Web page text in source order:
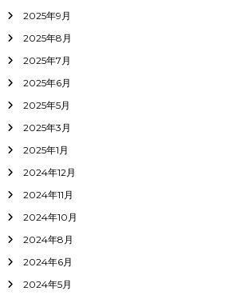
2025年9月
2025年8月
2025年7月
2025年6月
2025年5月
2025年3月
2025年1月
2024年12月
2024年11月
2024年10月
2024年8月
2024年6月
2024年5月